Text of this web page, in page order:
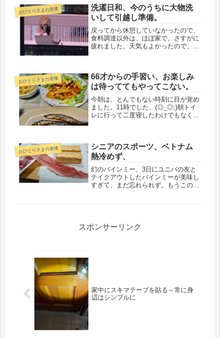
おひとりさまの老後
洗濯日和、今のうちに大物洗
いして引越し準備。
戻ってから休憩していなかったので、
食料調達以外は、ほぼ家で。さすがに
疲れました。天気もよかったので、ま
グ、といったデカイのを、思い切り洗
い...
おひとりさまの老後
66才からの手習い、お楽しみ
は待っててもやってこない。
今朝は、とんでもない時刻に目が覚め
ました。11時でした、(◎_◎;)朝トイ
レに行って二度寝したわけでもなく、
寝ているヨウムも起こしてくれず...
おひとりさまの老後
シニアのスポーツ、ベトナム
熱冷めず、
幻のバインミー、3日にユニバの友と
テイクアウトしたバインミーが美味し
すぎて、まだ忘れられず。もうこの年
スポンサーリンク
家中にスキマテープを貼る～常に身
辺はシンプルに